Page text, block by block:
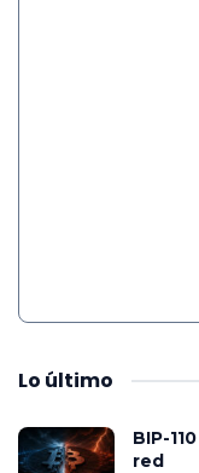
Lo último
BIP-
red